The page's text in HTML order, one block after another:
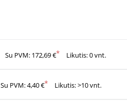
Su PVM: 172,69 € Likutis: 0 vnt.
Su PVM: 4,40 € Likutis: >10 vnt.